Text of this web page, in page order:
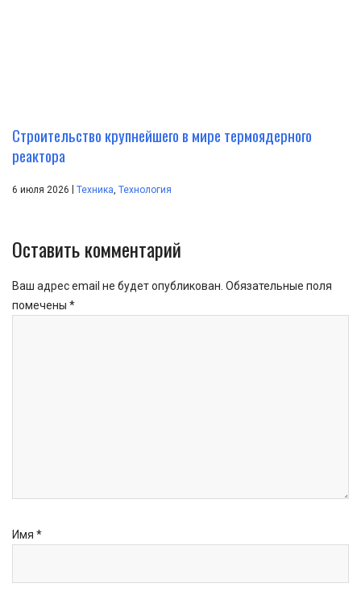
Строительство крупнейшего в мире термоядерного
реактора
6 июля 2026 Техника, Технология
Оставить комментарий
Ваш адрес email не будет опубликован. Обязательные поля
помечены *
Имя *